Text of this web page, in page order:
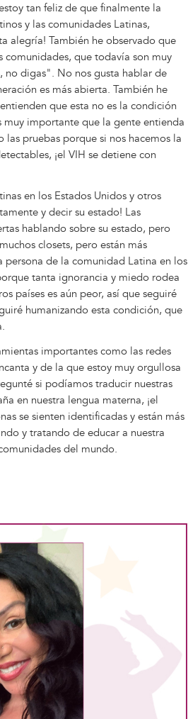
tan feliz de que finalmente la
y las comunidades Latinas,
alegría! También he observado que
comunidades, que todavía son muy
no digas". No nos gusta hablar de
es más abierta. También he
que esta no es la condición
muy importante que la gente entienda
pruebas porque si nos hacemos la
¡el VIH se detiene con
en los Estados Unidos y otros
y decir su estado! Las
hablando sobre su estado, pero
closets, pero están más
persona de la comunidad Latina en los
tanta ignorancia y miedo rodea
países es aún peor, así que seguiré
humanizando esta condición, que
importantes como las redes
y de la que estoy muy orgullosa
si podíamos traducir nuestras
en nuestra lengua materna, ¡el
se sienten identificadas y están más
y tratando de educar a nuestra
del mundo.